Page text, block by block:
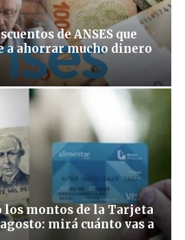
de ANSES que
a ahorrar mucho dinero
los montos de la Tarjeta
mirá cuánto vas a